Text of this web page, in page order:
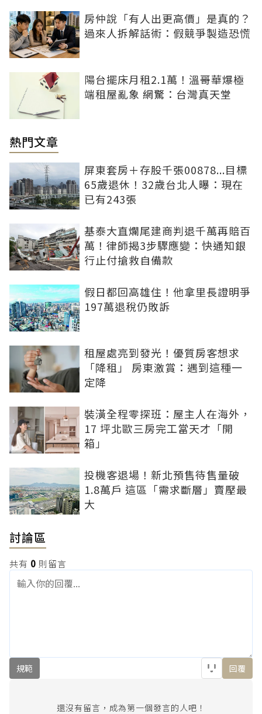
房仲說「有人出更高價」是真的？
過來人拆解話術：假競爭製造恐慌
陽台擺床月租2.1萬！溫哥華爆極
端租屋亂象 網驚：台灣真天堂
熱門文章
屏東套房＋存股千張00878...目標
65歲退休！32歲台北人曝：現在
已有243張
基泰大直爛尾建商判退千萬再賠百
萬！律師揭3步驟應變：快通知銀
行止付搶救自備款
假日都回高雄住！他拿里長證明爭
197萬退稅仍敗訴
租屋處亮到發光！優質房客想求
「降租」 房東激賞：遇到這種一
定降
裝潢全程零探班：屋主人在海外，
17 坪北歐三房完工當天才「開
箱」
投機客退場！新北預售待售量破
1.8萬戶 這區「需求斷層」賣壓最
大
討論區
共有 0 則留言
規範 回覆
還沒有留言，成為第一個發言的人吧！